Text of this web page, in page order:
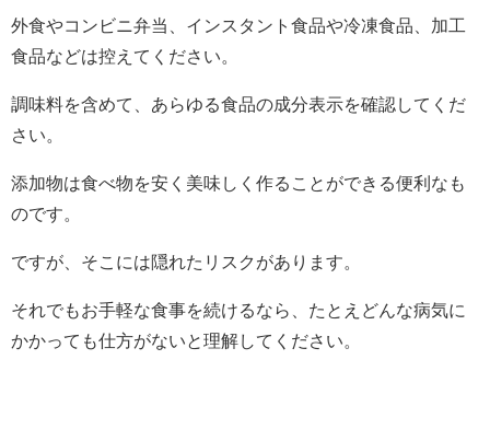
外食やコンビニ弁当、インスタント食品や冷凍食品、加工
食品などは控えてください。
調味料を含めて、あらゆる食品の成分表示を確認してくだ
さい。
添加物は食べ物を安く美味しく作ることができる便利なも
のです。
ですが、そこには隠れたリスクがあります。
それでもお手軽な食事を続けるなら、たとえどんな病気に
かかっても仕方がないと理解してください。